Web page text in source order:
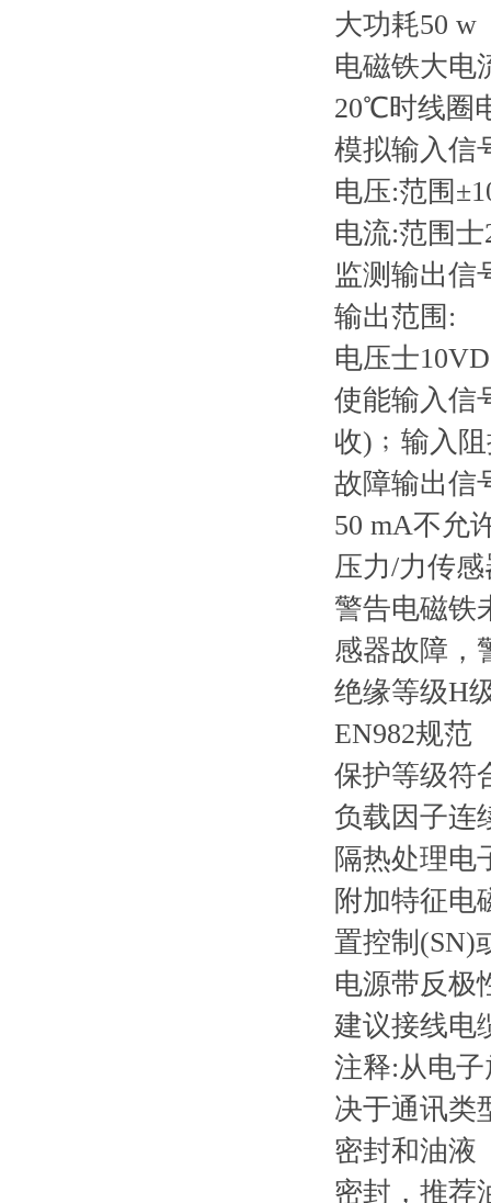
大功耗50 w
电磁铁大电
20℃时线圈
模拟输入信
电压:范围
电流:范围
监测输出信
输出范围:
电压士
使能输入信
收)﹔输入
故障输出信
50 mA不允
压力/力传感
警告电磁铁
感器故障，
绝缘等级H
EN982规范
保护等级符
负载因子连
隔热处理电
附加特征电
置控制(SN)
电源带反极
建议接线电
注释:从电
决于通讯类
密封和油液
密封，推荐